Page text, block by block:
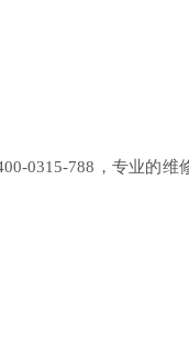
0315-788，专业的维